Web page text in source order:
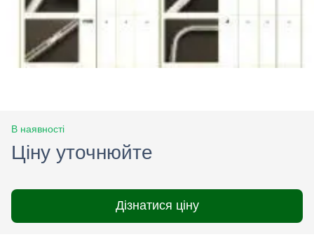
В наявності
Ціну уточнюйте
Дізнатися ціну